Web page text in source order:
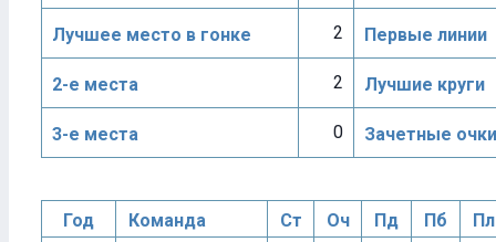
Лучшее место в гонке 2 Первые линии
2-е места 2 Лучшие круги
3-е места 0 Зачетные очки
Год Команда Ст Оч Пд Пб
Пл